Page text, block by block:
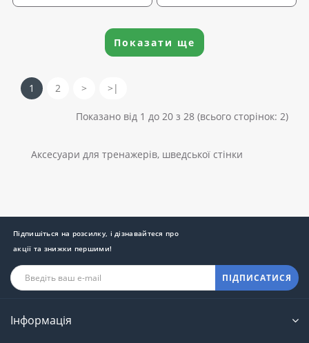
Показати ще
1 2 > >|
Показано від 1 до 20 з 28 (всього сторінок: 2)
Аксесуари для тренажерів, шведської стінки
Підпишіться на розсилку, і дізнавайтеся про
акції та знижки першими!
ПІДПИСАТИСЯ
Інформація